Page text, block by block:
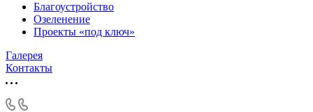
Благоустройство
Озеленение
Проекты «под ключ»
Галерея
Контакты